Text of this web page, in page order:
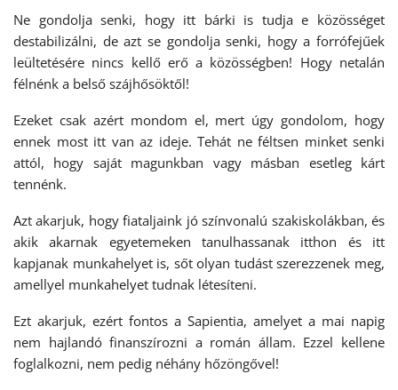
Ne gondolja senki, hogy itt bárki is tudja e közösséget
destabilizálni, de azt se gondolja senki, hogy a forrófejűek
leültetésére nincs kellő erő a közösségben! Hogy netalán
félnénk a belső szájhősöktől!
Ezeket csak azért mondom el, mert úgy gondolom, hogy
ennek most itt van az ideje. Tehát ne féltsen minket senki
attól, hogy saját magunkban vagy másban esetleg kárt
tennénk.
Azt akarjuk, hogy fiataljaink jó színvonalú szakiskolákban, és
akik akarnak egyetemeken tanulhassanak itthon és itt
kapjanak munkahelyet is, sőt olyan tudást szerezzenek meg,
amellyel munkahelyet tudnak létesíteni.
Ezt akarjuk, ezért fontos a Sapientia, amelyet a mai napig
nem hajlandó finanszírozni a román állam. Ezzel kellene
foglalkozni, nem pedig néhány hőzöngővel!